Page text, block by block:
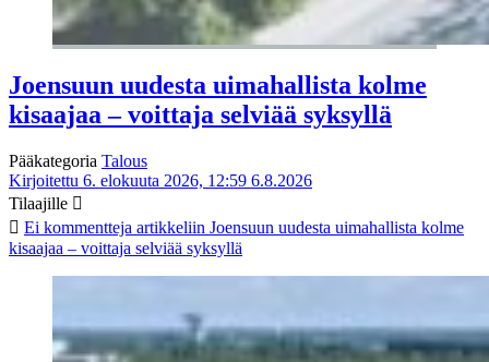
Joensuun uudesta uimahallista kolme
kisaajaa – voittaja selviää syksyllä
Pääkategoria Talous
Kirjoitettu 6. elokuuta 2026, 12:59 6.8.2026
Tilaajille
Ei kommentteja artikkeliin Joensuun uudesta uimahallista kolme
kisaajaa – voittaja selviää syksyllä